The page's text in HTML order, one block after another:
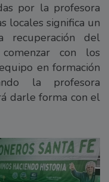
por la profesora
locales significa un
recuperación del
con los
en formación
la profesora
darle forma con el